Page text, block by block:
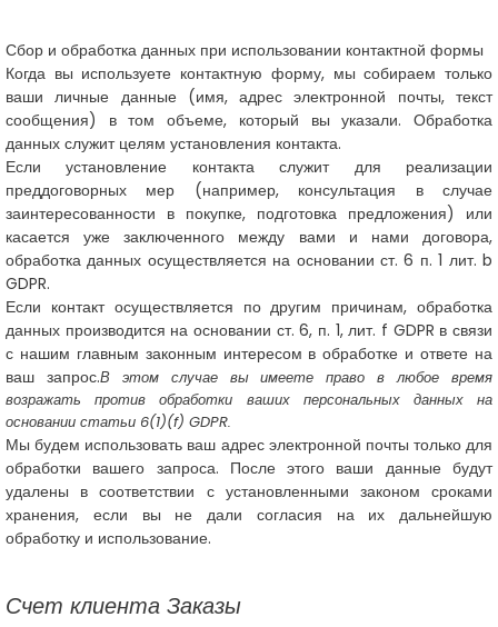
Сбор и обработка данных при использовании контактной формы
Когда вы используете контактную форму, мы собираем только
ваши личные данные (имя, адрес электронной почты, текст
сообщения) в том объеме, который вы указали. Обработка
данных служит целям установления контакта.
Если установление контакта служит для реализации
преддоговорных мер (например, консультация в случае
заинтересованности в покупке, подготовка предложения) или
касается уже заключенного между вами и нами договора,
обработка данных осуществляется на основании ст. 6 п. 1 лит. b
GDPR.
Если контакт осуществляется по другим причинам, обработка
данных производится на основании ст. 6, п. 1, лит. f GDPR в связи
с нашим главным законным интересом в обработке и ответе на
ваш запрос.В этом случае вы имеете право в любое время
возражать против обработки ваших персональных данных на
основании статьи 6(1)(f) GDPR.
Мы будем использовать ваш адрес электронной почты только для
обработки вашего запроса. После этого ваши данные будут
удалены в соответствии с установленными законом сроками
хранения, если вы не дали согласия на их дальнейшую
обработку и использование.
Счет клиента Заказы